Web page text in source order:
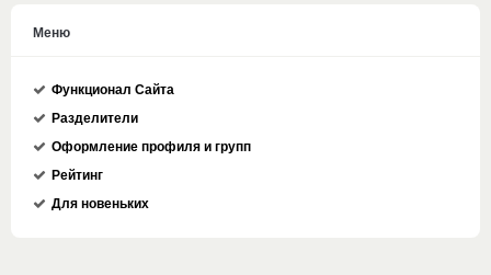
Меню
Функционал Сайта
Разделители
Оформление профиля и групп
Рейтинг
Для новеньких